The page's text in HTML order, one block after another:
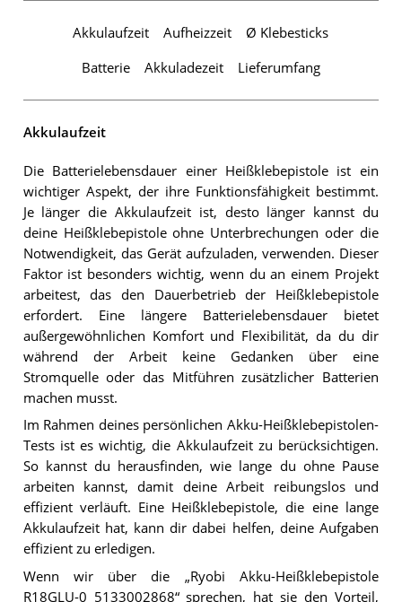
Akkulaufzeit Aufheizzeit Ø Klebesticks
Batterie Akkuladezeit Lieferumfang
Akkulaufzeit
Die Batterielebensdauer einer Heißklebepistole ist ein
wichtiger Aspekt, der ihre Funktionsfähigkeit bestimmt.
Je länger die Akkulaufzeit ist, desto länger kannst du
deine Heißklebepistole ohne Unterbrechungen oder die
Notwendigkeit, das Gerät aufzuladen, verwenden. Dieser
Faktor ist besonders wichtig, wenn du an einem Projekt
arbeitest, das den Dauerbetrieb der Heißklebepistole
erfordert. Eine längere Batterielebensdauer bietet
außergewöhnlichen Komfort und Flexibilität, da du dir
während der Arbeit keine Gedanken über eine
Stromquelle oder das Mitführen zusätzlicher Batterien
machen musst.
Im Rahmen deines persönlichen Akku-Heißklebepistolen-
Tests ist es wichtig, die Akkulaufzeit zu berücksichtigen.
So kannst du herausfinden, wie lange du ohne Pause
arbeiten kannst, damit deine Arbeit reibungslos und
effizient verläuft. Eine Heißklebepistole, die eine lange
Akkulaufzeit hat, kann dir dabei helfen, deine Aufgaben
effizient zu erledigen.
Wenn wir über die „Ryobi Akku-Heißklebepistole
R18GLU-0 5133002868“ sprechen, hat sie den Vorteil,